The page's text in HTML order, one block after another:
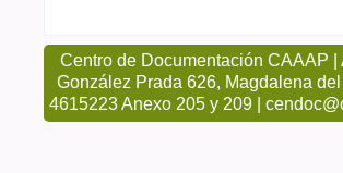
Centro de Documentación CAAAP |
González Prada 626, Magdalena
4615223 Anexo 205 y 209 |